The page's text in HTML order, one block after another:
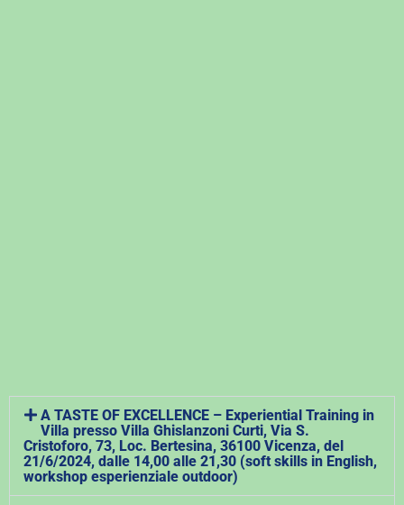
A TASTE OF EXCELLENCE – Experiential Training in
Villa presso Villa Ghislanzoni Curti, Via S.
Cristoforo, 73, Loc. Bertesina, 36100 Vicenza, del
21/6/2024, dalle 14,00 alle 21,30 (soft skills in English,
workshop esperienziale outdoor)